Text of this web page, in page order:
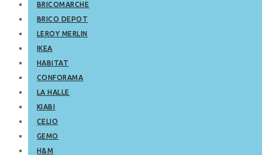
BRICOMARCHE
BRICO DEPOT
LEROY MERLIN
IKEA
HABITAT
CONFORAMA
LA HALLE
KIABI
CELIO
GEMO
H&M